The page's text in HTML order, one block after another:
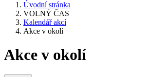
Úvodní stránka
VOLNÝ ČAS
Kalendář akcí
Akce v okolí
Akce v okolí